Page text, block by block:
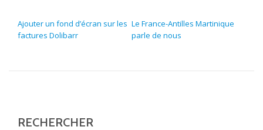
Ajouter un fond d’écran sur les
factures Dolibarr
Le France-Antilles Martinique
parle de nous
RECHERCHER